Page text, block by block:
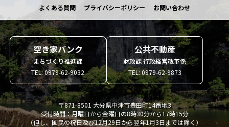
よくある質問 プライバシーポリシー お問い合わせ
空き家バンク
まちづくり推進課
TEL: 0979-62-9032
公共不動産
財政課 行政経営改革係
TEL: 0979-62-9873
〒871-8501 大分県中津市豊田町14番地3
受付時間：月曜日から金曜日の8時30分から17時15分
（但し、国民の祝日及び12月29日から翌年1月3日までは除く）